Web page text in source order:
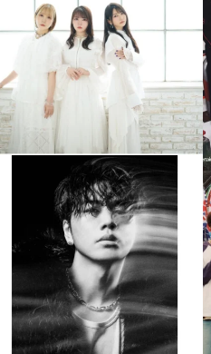
8月 4
4 0
musicjapantv
💡8月特番放送決定！
...
8月 4
608 0